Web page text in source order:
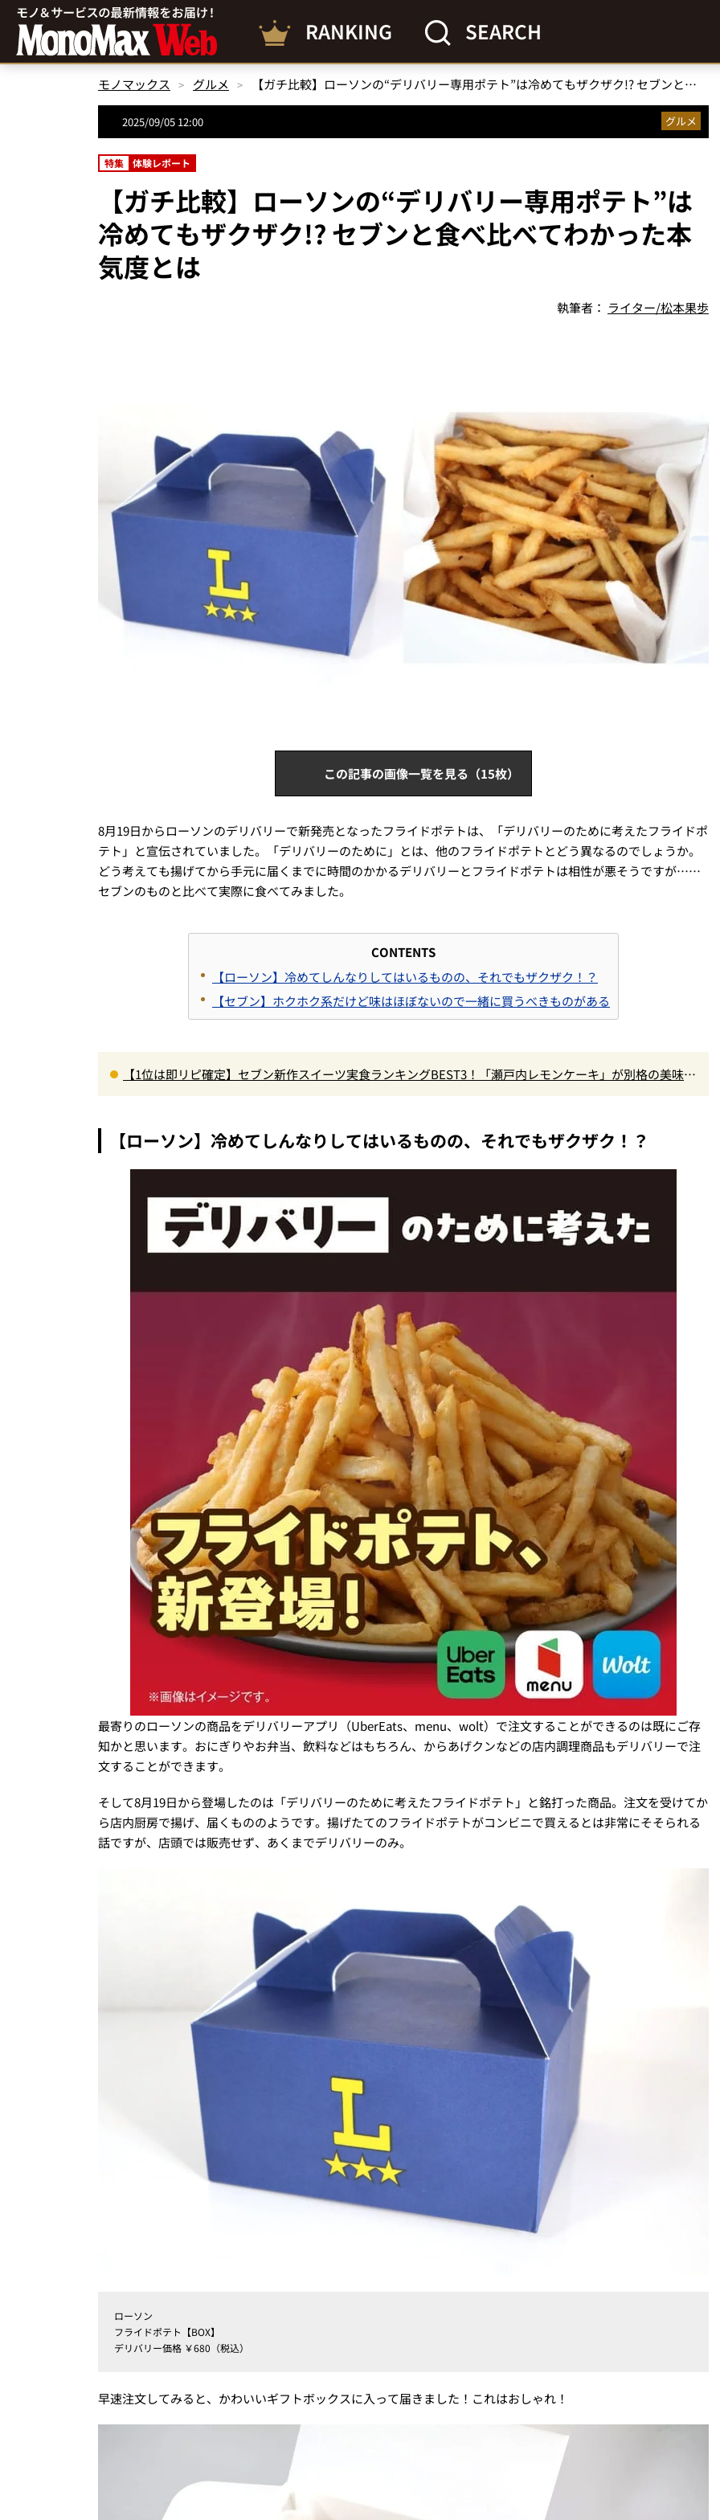
RANKING SEARCH
モノマックス グルメ 【ガチ比較】ローソンの“デリバリー専用ポテト”は冷めてもザクザク!? セブンと食べ比べてわかった本気度とは
2025/09/05 12:00 グルメ
特集 体験レポート
【ガチ比較】ローソンの“デリバリー専用ポテト”は
冷めてもザクザク!? セブンと食べ比べてわかった本
気度とは
執筆者： ライター/松本果歩
この記事の画像一覧を見る（15枚）
8月19日からローソンのデリバリーで新発売となったフライドポテトは、「デリバリーのために考えたフライドポ
テト」と宣伝されていました。「デリバリーのために」とは、他のフライドポテトとどう異なるのでしょうか。
どう考えても揚げてから手元に届くまでに時間のかかるデリバリーとフライドポテトは相性が悪そうですが……
セブンのものと比べて実際に食べてみました。
CONTENTS
【ローソン】冷めてしんなりしてはいるものの、それでもザクザク！？
【セブン】ホクホク系だけど味はほぼないので一緒に買うべきものがある
【1位は即リピ確定】セブン新作スイーツ実食ランキングBEST3！「瀬戸内レモンケーキ」が別格の美味
【ローソン】冷めてしんなりしてはいるものの、それでもザクザク！？
最寄りのローソンの商品をデリバリーアプリ（UberEats、menu、wolt）で注文することができるのは既にご存
知かと思います。おにぎりやお弁当、飲料などはもちろん、からあげクンなどの店内調理商品もデリバリーで注
文することができます。
そして8月19日から登場したのは「デリバリーのために考えたフライドポテト」と銘打った商品。注文を受けてか
ら店内厨房で揚げ、届くもののようです。揚げたてのフライドポテトがコンビニで買えるとは非常にそそられる
話ですが、店頭では販売せず、あくまでデリバリーのみ。
ローソン
フライドポテト【BOX】
デリバリー価格 ￥680（税込）
早速注文してみると、かわいいギフトボックスに入って届きました！これはおしゃれ！